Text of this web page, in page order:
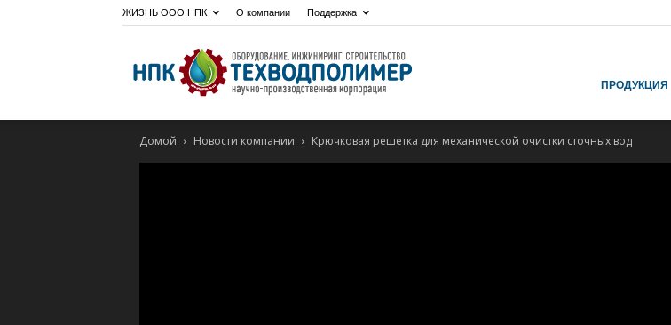
ЖИЗНЬ ООО НПК О компании Поддержка
и
ПРОДУКЦИЯ
Домой Новости компании Крючковая решетка для механической очистки сточных вод